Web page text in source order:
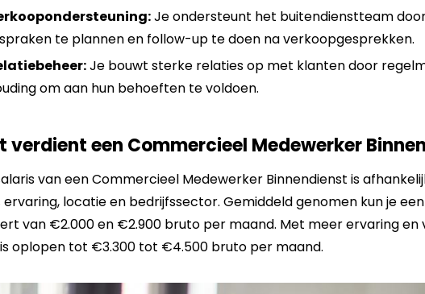
Je ondersteunt het buitendienstteam
te plannen en follow-up te doen na verkoopgesprekken.
Je bouwt sterke relaties op met klanten door
om aan hun behoeften te voldoen.
verdient een Commercieel Medewerker
van een Commercieel Medewerker Binnendienst is
ervaring, locatie en bedrijfssector. Gemiddeld genomen kun je
van €2.000 en €2.900 bruto per maand. Met meer ervaring en
oplopen tot €3.300 tot €4.500 bruto per maand.